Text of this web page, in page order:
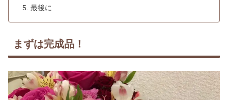
最後に
まずは完成品！